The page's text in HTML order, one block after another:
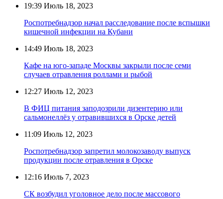
19:39 Июль 18, 2023
Роспотребнадзор начал расследование после вспышки
кишечной инфекции на Кубани
14:49 Июль 18, 2023
Кафе на юго-западе Москвы закрыли после семи
случаев отравления роллами и рыбой
12:27 Июль 12, 2023
В ФИЦ питания заподозрили дизентерию или
сальмонеллёз у отравившихся в Орске детей
11:09 Июль 12, 2023
Роспотребнадзор запретил молокозаводу выпуск
продукции после отравления в Орске
12:16 Июль 7, 2023
СК возбудил уголовное дело после массового